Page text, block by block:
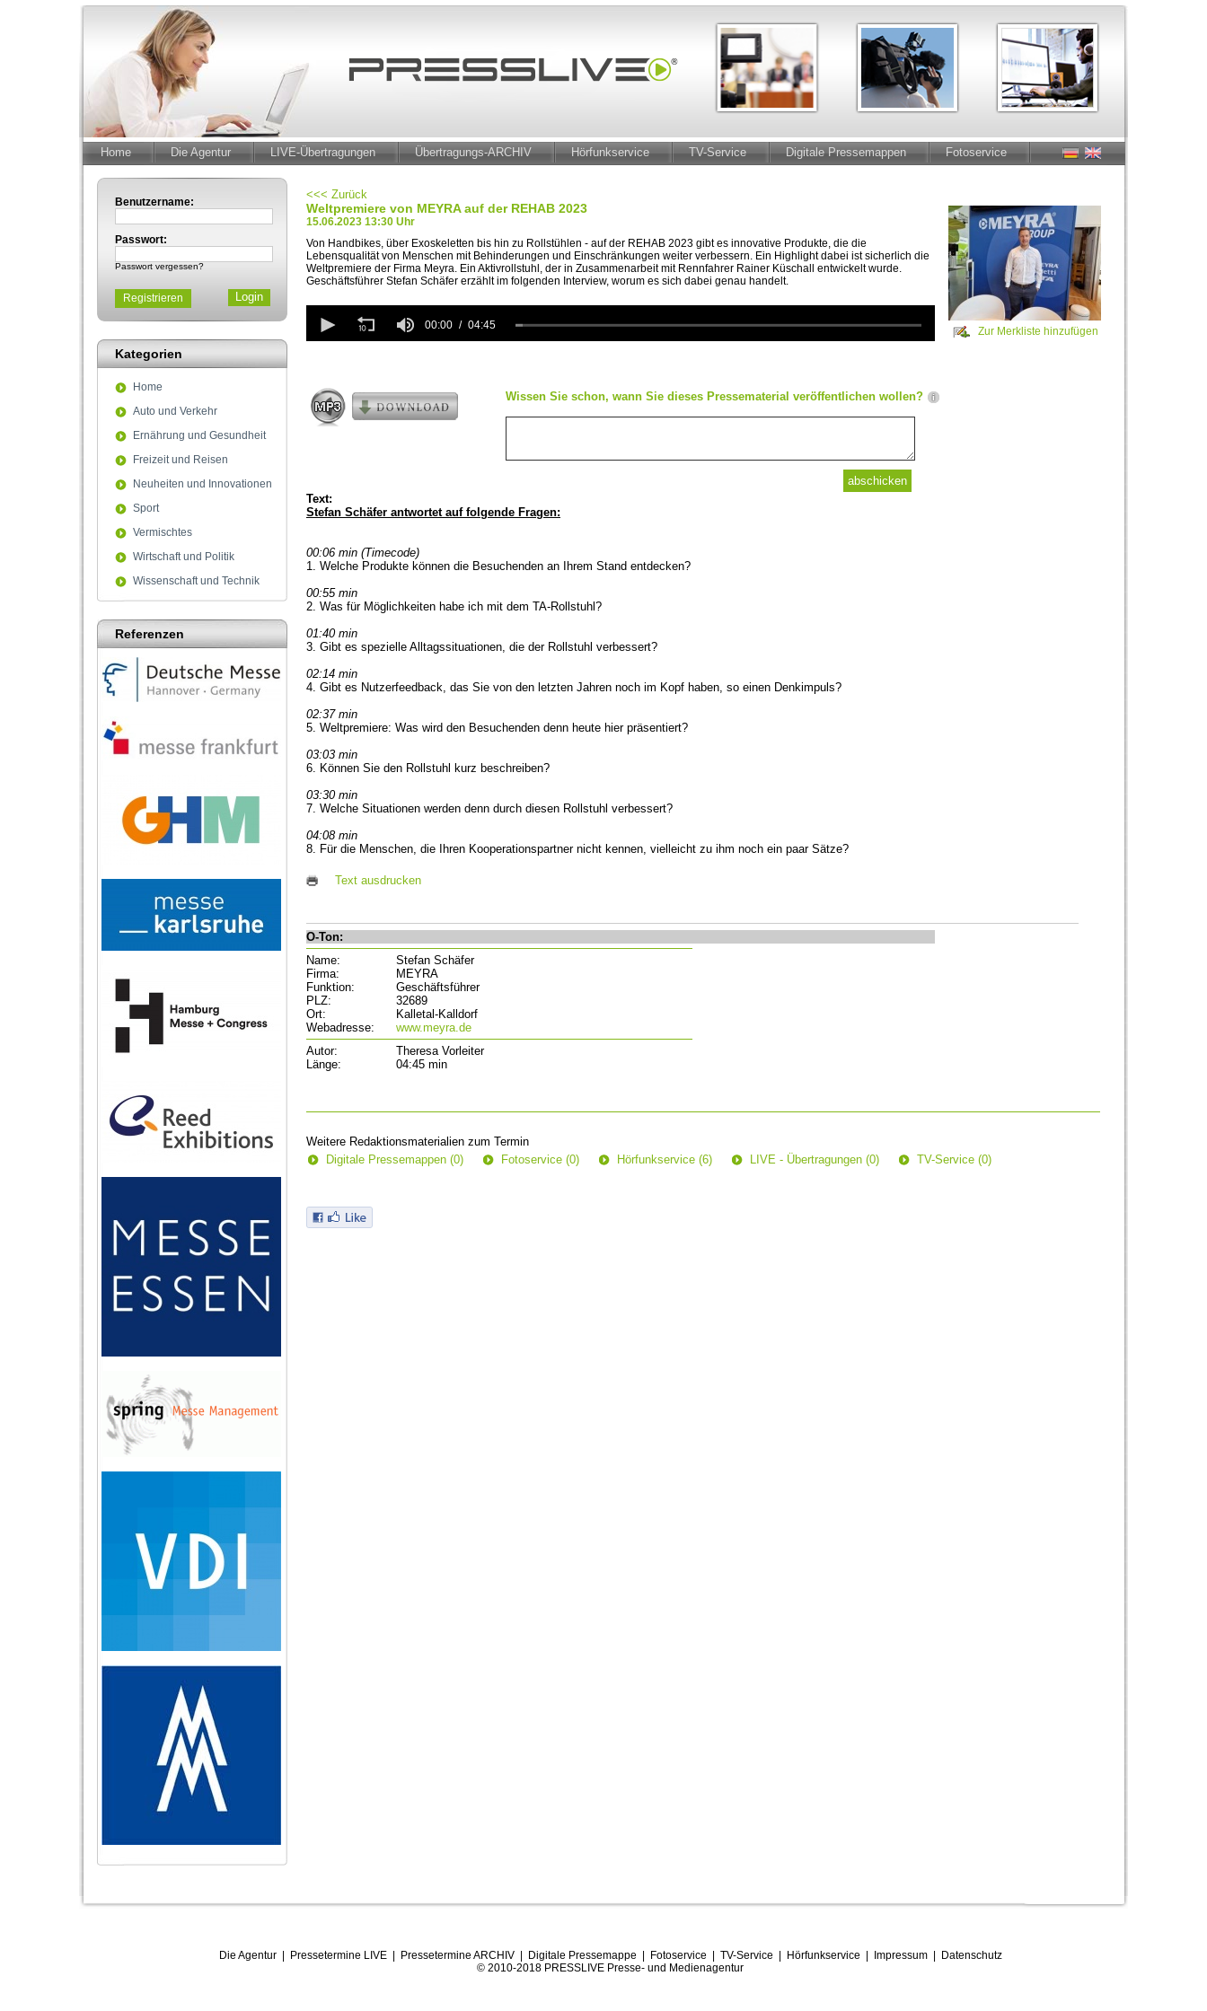
Home Die Agentur LIVE-Übertragungen Übertragungs-ARCHIV Hörfunkservice TV-Service Digitale Pressemappen Fotoservice
Benutzername:
Passwort:
Passwort vergessen?
Registrieren
Kategorien
Home
Auto und Verkehr
Ernährung und Gesundheit
Freizeit und Reisen
Neuheiten und Innovationen
Sport
Vermischtes
Wirtschaft und Politik
Wissenschaft und Technik
Referenzen
<<< Zurück
Weltpremiere von MEYRA auf der REHAB 2023
15.06.2023 13:30 Uhr
Von Handbikes, über Exoskeletten bis hin zu Rollstühlen - auf der REHAB 2023 gibt es innovative Produkte, die die
Lebensqualität von Menschen mit Behinderungen und Einschränkungen weiter verbessern. Ein Highlight dabei ist sicherlich die
Weltpremiere der Firma Meyra. Ein Aktivrollstuhl, der in Zusammenarbeit mit Rennfahrer Rainer Küschall entwickelt wurde.
Geschäftsführer Stefan Schäfer erzählt im folgenden Interview, worum es sich dabei genau handelt.
seconds
of
secondsVolume
90%
00:00 04:45 Zur Merkliste hinzufügen
Wissen Sie schon, wann Sie dieses Pressematerial veröffentlichen wollen?
Text:
Stefan Schäfer antwortet auf folgende Fragen:
00:06 min (Timecode)
1. Welche Produkte können die Besuchenden an Ihrem Stand entdecken?
00:55 min
2. Was für Möglichkeiten habe ich mit dem TA-Rollstuhl?
01:40 min
3. Gibt es spezielle Alltagssituationen, die der Rollstuhl verbessert?
02:14 min
4. Gibt es Nutzerfeedback, das Sie von den letzten Jahren noch im Kopf haben, so einen Denkimpuls?
02:37 min
5. Weltpremiere: Was wird den Besuchenden denn heute hier präsentiert?
03:03 min
6. Können Sie den Rollstuhl kurz beschreiben?
03:30 min
7. Welche Situationen werden denn durch diesen Rollstuhl verbessert?
04:08 min
8. Für die Menschen, die Ihren Kooperationspartner nicht kennen, vielleicht zu ihm noch ein paar Sätze?
Text ausdrucken
O-Ton:
Name:
Stefan Schäfer
Firma:
MEYRA
Funktion:
Geschäftsführer
PLZ:
32689
Ort:
Kalletal-Kalldorf
Webadresse:
www.meyra.de
Autor:
Theresa Vorleiter
Länge:
04:45 min
Weitere Redaktionsmaterialien zum Termin
Digitale Pressemappen (0)
Fotoservice (0) Hörfunkservice (6) LIVE - Übertragungen (0) TV-Service (0)
Die Agentur| Pressetermine LIVE| Pressetermine ARCHIV| Digitale Pressemappe Fotoservice TV-Service Hörfunkservice Impressum| Datenschutz
© 2010-2018 PRESSLIVE Presse- und Medienagentur